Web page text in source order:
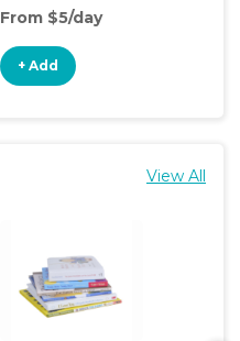
From $5/day
+ Add
View All